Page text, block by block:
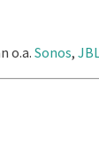
o.a. Sonos,